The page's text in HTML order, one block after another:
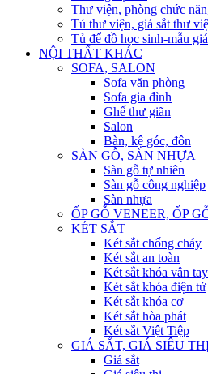
Thư viện, phòng chức
Tủ thư viện, giá sắt thư
Tủ để đồ học sinh-mẫu
NỘI THẤT KHÁC
SOFA, SALON
Sofa văn phòng
Sofa gia đình
Ghế thư giãn
Salon
Bàn, kệ góc, đôn
SÀN GỖ, SÀN NHỰA
Sàn gỗ tự nhiên
Sàn gỗ công nghiệp
Sàn nhựa
ỐP GỖ VENEER, ỐP
KÉT SẮT
Két sắt chống cháy
Két sắt an toàn
Két sắt khóa vân tay
Két sắt khóa điện tử
Két sắt khóa cơ
Két sắt hòa phát
Két sắt Việt Tiệp
GIÁ SẮT, GIÁ SIÊU
Giá sắt